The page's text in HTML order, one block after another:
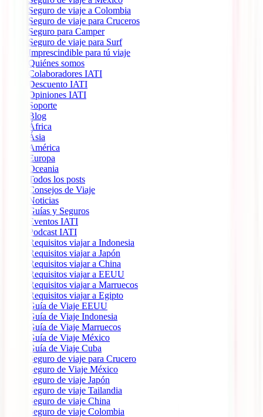
Seguro de viaje a Colombia
Seguro de viaje para Cruceros
Seguro para Camper
Seguro de viaje para Surf
Imprescindible para tú viaje
Quiénes somos
Colaboradores IATI
Descuento IATI
Opiniones IATI
Soporte
Blog
África
Ásia
América
Europa
Oceania
Todos los posts
Consejos de Viaje
Noticias
Guías y Seguros
Eventos IATI
Podcast IATI
Requisitos viajar a Indonesia
Requisitos viajar a Japón
Requisitos viajar a China
Requisitos viajar a EEUU
Requisitos viajar a Marruecos
Requisitos viajar a Egipto
Guía de Viaje EEUU
Guía de Viaje Indonesia
Guía de Viaje Marruecos
Guía de Viaje México
Guía de Viaje Cuba
Seguro de viaje para Crucero
Seguro de Viaje México
Seguro de viaje Japón
Seguro de viaje Tailandia
Seguro de viaje China
Seguro de viaje Colombia